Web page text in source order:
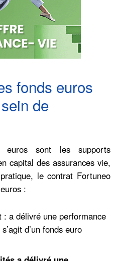
fonds euros
de
sont les supports
capital des assurances vie,
le contrat Fortuneo
:
: a délivré une performance
d’un fonds euro